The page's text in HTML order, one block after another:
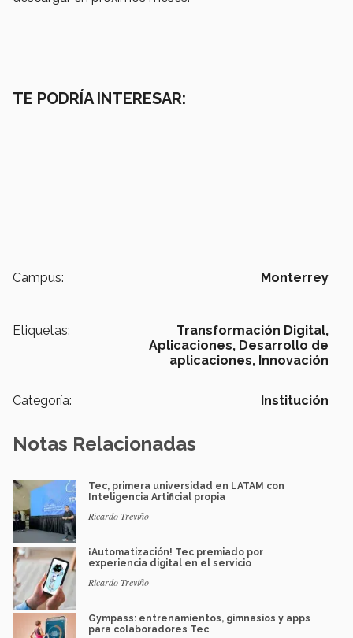
TE PODRÍA INTERESAR:
Campus: Monterrey
Etiquetas:
Transformación Digital,
Aplicaciones, Desarrollo de
aplicaciones, Innovación
Categoría: Institución
Notas Relacionadas
Tec, primera universidad en LATAM con
Inteligencia Artificial propia
Ricardo Treviño
¡Automatización! Tec premiado por
experiencia digital en el servicio
Ricardo Treviño
Gympass: entrenamientos, gimnasios y apps
para colaboradores Tec